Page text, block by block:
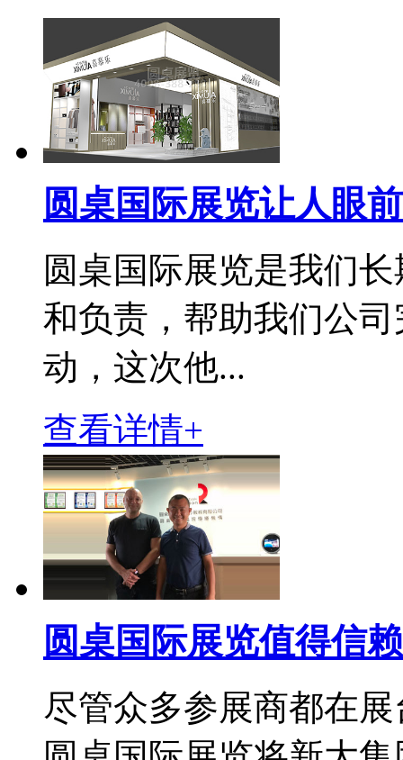
圆桌国际展览让人眼
圆桌国际展览是我们
和负责，帮助我们公
动，这次他...
查看详情+
圆桌国际展览值得信赖
尽管众多参展商都在